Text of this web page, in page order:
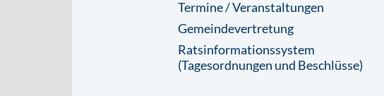
Termine / Veranstaltungen
Gemeindevertretung
Ratsinformationssystem
(Tagesordnungen und Beschlüsse)